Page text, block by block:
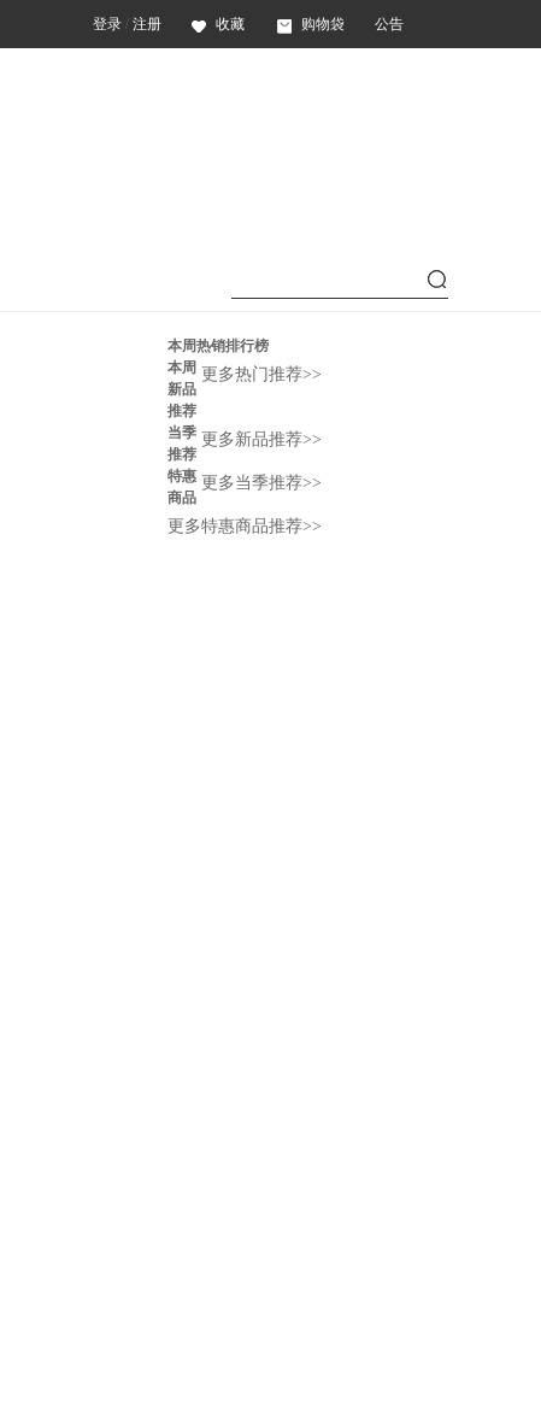
登录 / 注册 收藏 购物袋 公告
本周热销排行榜
更多热门推荐>>
本周
新品
推荐
更多新品推荐>>
当季
推荐
更多当季推荐>>
特惠
商品
更多特惠商品推荐>>